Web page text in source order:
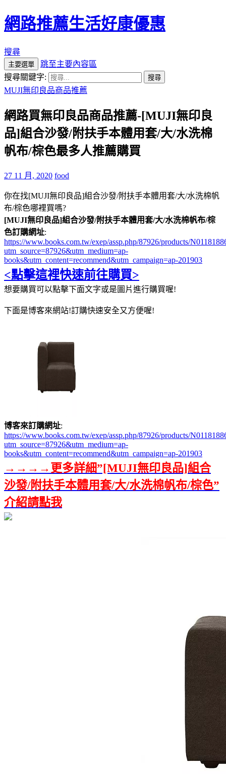
網路推薦生活好康優惠
搜尋
主要選單
跳至主要內容區
搜尋關鍵字:
MUJI無印良品商品推薦
網路買無印良品商品推薦-[MUJI無印良
品]組合沙發/附扶手本體用套/大/水洗棉
帆布/棕色最多人推薦購買
27 11 月, 2020 food
你在找[MUJI無印良品]組合沙發/附扶手本體用套/大/水洗棉帆
布/棕色哪裡買嗎?
[MUJI無印良品]組合沙發/附扶手本體用套/大/水洗棉帆布/棕
色訂購網址:
https://www.books.com.tw/exep/assp.php/87926/products/
utm_source=87926&utm_medium=ap-
books&utm_content=recommend&utm_campaign=ap-201903
<點擊這裡快速前往購買>
想要購買可以點擊下面文字或是圖片進行購買喔!
下面是博客來網站!訂購快速安全又方便喔!
博客來訂購網址:
https://www.books.com.tw/exep/assp.php/87926/products/
utm_source=87926&utm_medium=ap-
books&utm_content=recommend&utm_campaign=ap-201903
→→→→更多詳細”[MUJI無印良品]組合
沙發/附扶手本體用套/大/水洗棉帆布/棕色”
介紹請點我